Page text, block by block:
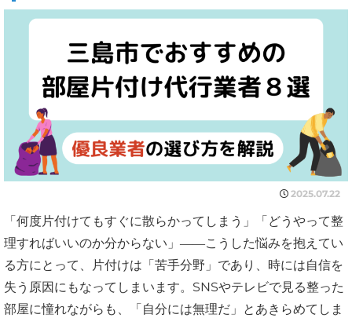
2025.07.22
「何度片付けてもすぐに散らかってしまう」「どうやって整
理すればいいのか分からない」――こうした悩みを抱えてい
る方にとって、片付けは「苦手分野」であり、時には自信を
失う原因にもなってしまいます。SNSやテレビで見る整った
部屋に憧れながらも、「自分には無理だ」とあきらめてしま